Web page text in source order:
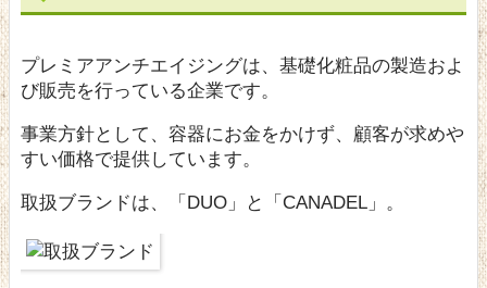
プレミアアンチエイジングは、基礎化粧品の製造およ
び販売を行っている企業です。
事業方針として、容器にお金をかけず、顧客が求めや
すい価格で提供しています。
取扱ブランドは、「DUO」と「CANADEL」。